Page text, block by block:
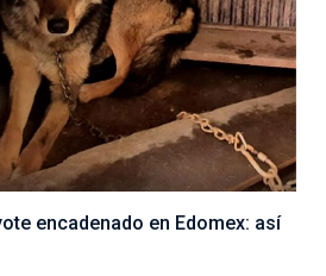
encadenado en Edomex: así